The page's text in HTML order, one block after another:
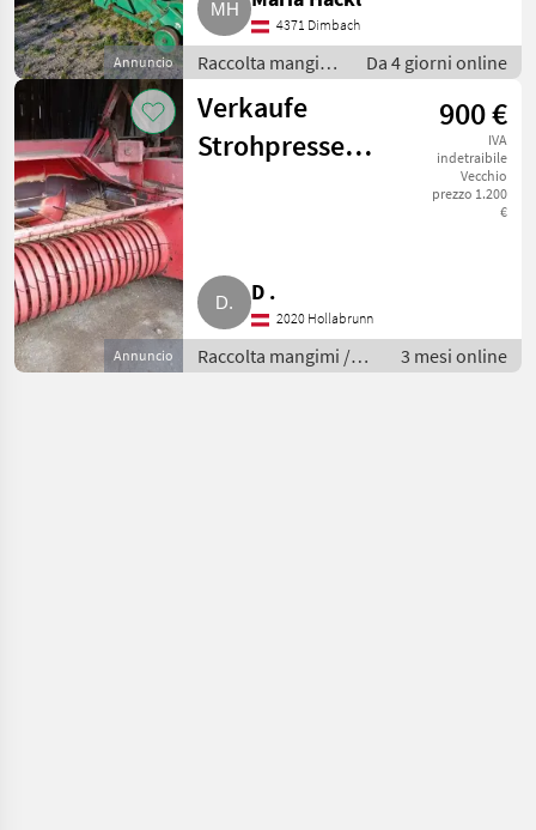
Annuncio
4371 Dimbach
Raccolta mangimi
/ Autocaricanti
Da 4 giorni online
Annuncio
Verkaufe
Strohpresse
900 €
IVA
indetraibile
Vecchio
prezzo 1.200
€
D .
2020 Hollabrunn
Raccolta mangimi /
Presse media densità
3 mesi online